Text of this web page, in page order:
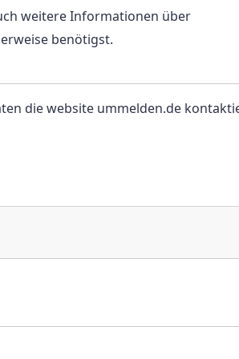
weitere Informationen über
benötigst.
die website ummelden.de